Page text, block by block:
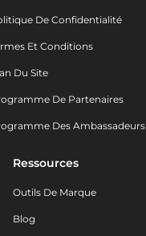
De Confidentialité
Et Conditions
Du Site
De Partenaires
Des Ambassadeurs
Ressources
Outils De Marque
Blog